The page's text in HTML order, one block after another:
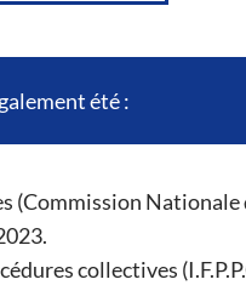
été :
(Commission
collectives